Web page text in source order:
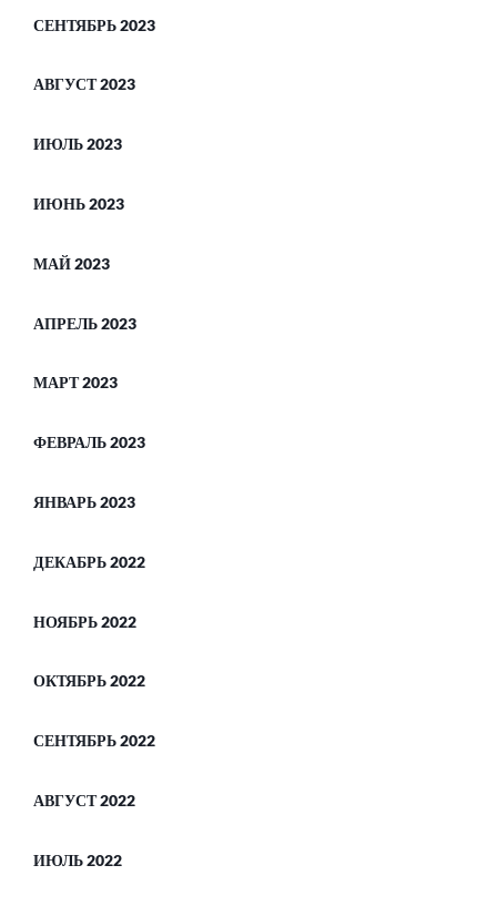
СЕНТЯБРЬ 2023
АВГУСТ 2023
ИЮЛЬ 2023
ИЮНЬ 2023
МАЙ 2023
АПРЕЛЬ 2023
МАРТ 2023
ФЕВРАЛЬ 2023
ЯНВАРЬ 2023
ДЕКАБРЬ 2022
НОЯБРЬ 2022
ОКТЯБРЬ 2022
СЕНТЯБРЬ 2022
АВГУСТ 2022
ИЮЛЬ 2022